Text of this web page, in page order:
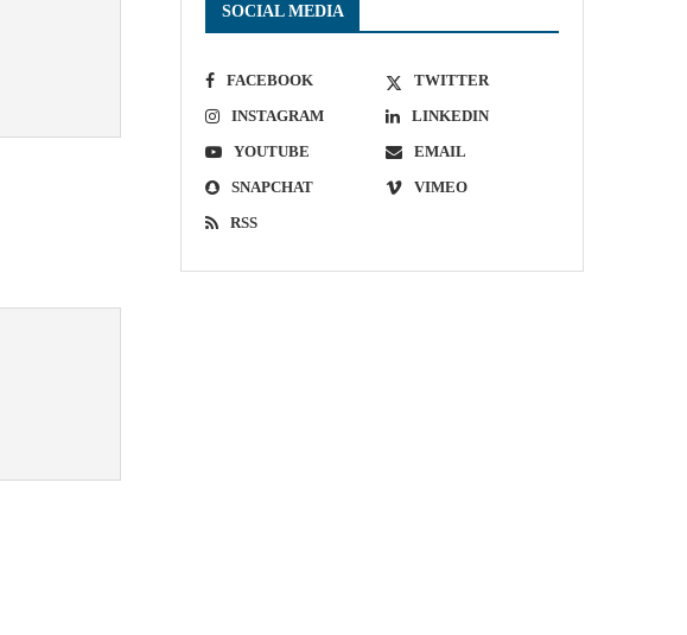
SOCIAL MEDIA
FACEBOOK
TWITTER
INSTAGRAM
LINKEDIN
YOUTUBE
EMAIL
SNAPCHAT
VIMEO
RSS